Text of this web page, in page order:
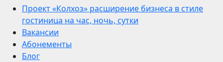
Проект «Колхоз» расширение бизнеса в стиле
гостиница на час, ночь, сутки
Вакансии
Абонементы
Блог